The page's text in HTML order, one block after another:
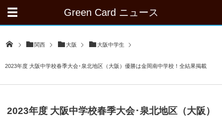
Green Card ニュース
関西 大阪 大阪中学生
2023年度 大阪中学校春季大会･泉北地区（大阪）優勝は金岡南中学校！全結果掲載
2023年度 大阪中学校春季大会･泉北地区（大阪）